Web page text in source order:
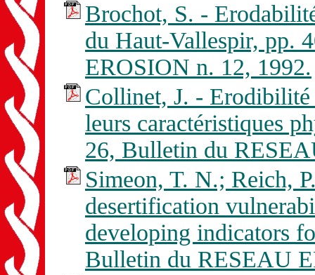
Brochot, S. -
du Haut-Vallespir, pp.
EROSION n. 12, 1992.
Collinet, J. - Erodibilité
leurs caractéristiques
26, Bulletin du
Simeon, T. N.; Reich,
desertification
developing indicators
Bulletin du RESEAU